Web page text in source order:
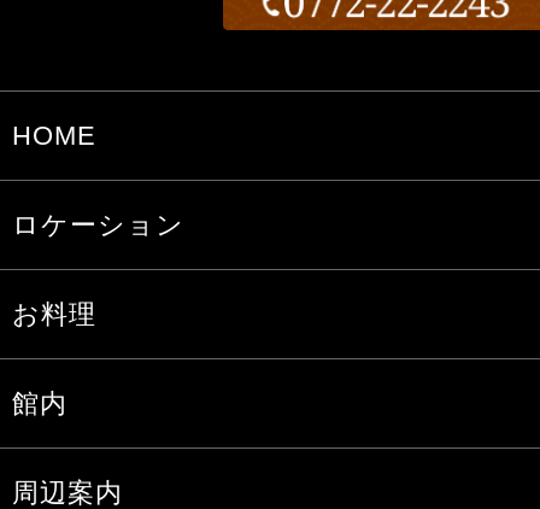
HOME
ロケーション
お料理
館内
周辺案内